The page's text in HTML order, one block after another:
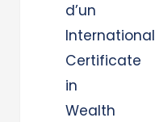
d’un
International
Certificate
in
Wealth